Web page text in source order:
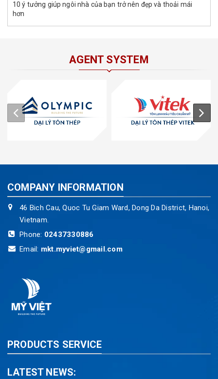
10 ý tưởng giúp ngôi nhà của bạn trở nên đẹp và thoải mái
hơn
AGENT SYSTEM
COMPANY INFORMATION
46 Bich Cau, Quoc Tu Giam Ward, Dong Da District, Hanoi,
Vietnam.
Phone: 02437330886
Email: mkt.myviet@gmail.com
PRODUCTS SERVICE
LATEST NEWS: